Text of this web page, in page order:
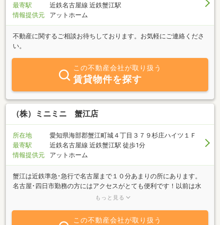
最寄駅
近鉄名古屋線 近鉄蟹江駅
情報提供元
アットホーム
不動産に関するご相談お待ちしております。お気軽にご連絡くださ
い。
この不動産会社が取り扱う
賃貸物件を探す
（株）ミニミニ 蟹江店
所在地
愛知県海部郡蟹江町城４丁目３７９杉庄ハイツ１Ｆ
最寄駅
近鉄名古屋線 近鉄蟹江駅 徒歩1分
情報提供元
アットホーム
蟹江は近鉄準急･急行で名古屋まで１０分あまりの所にあります。
名古屋･四日市勤務の方にはアクセスがとても便利です！以前は水
郷の町で有名でしたが、今では季節の花作りでも有名です。都心よ
もっと見る
この不動産会社が取り扱う